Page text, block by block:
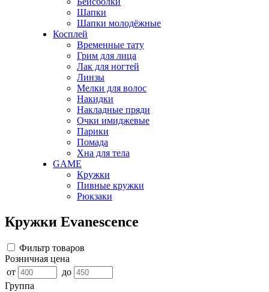
Шапки
Шапки молодёжные
Косплей
Временные тату
Грим для лица
Лак для ногтей
Линзы
Мелки для волос
Накидки
Накладные пряди
Очки имиджевые
Парики
Помада
Хна для тела
GAME
Кружки
Пивные кружки
Рюкзаки
Кружки Evanescence
Фильтр товаров
Розничная цена
от
до
Группа